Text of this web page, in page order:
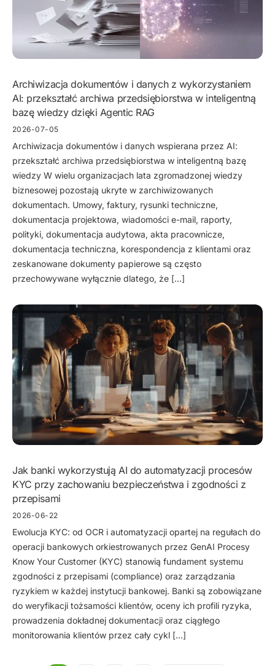
Archiwizacja dokumentów i danych z wykorzystaniem
AI: przekształć archiwa przedsiębiorstwa w inteligentną
bazę wiedzy dzięki Agentic RAG
2026-07-05
Archiwizacja dokumentów i danych wspierana przez AI:
przekształć archiwa przedsiębiorstwa w inteligentną bazę
wiedzy W wielu organizacjach lata zgromadzonej wiedzy
biznesowej pozostają ukryte w zarchiwizowanych
dokumentach. Umowy, faktury, rysunki techniczne,
dokumentacja projektowa, wiadomości e-mail, raporty,
polityki, dokumentacja audytowa, akta pracownicze,
dokumentacja techniczna, korespondencja z klientami oraz
zeskanowane dokumenty papierowe są często
przechowywane wyłącznie dlatego, że […]
Jak banki wykorzystują AI do automatyzacji procesów
KYC przy zachowaniu bezpieczeństwa i zgodności z
przepisami
2026-06-22
Ewolucja KYC: od OCR i automatyzacji opartej na regułach do
operacji bankowych orkiestrowanych przez GenAI Procesy
Know Your Customer (KYC) stanowią fundament systemu
zgodności z przepisami (compliance) oraz zarządzania
ryzykiem w każdej instytucji bankowej. Banki są zobowiązane
do weryfikacji tożsamości klientów, oceny ich profili ryzyka,
prowadzenia dokładnej dokumentacji oraz ciągłego
monitorowania klientów przez cały cykl […]